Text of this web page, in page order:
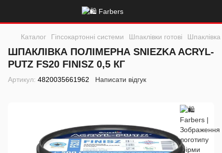
Каталог Гіпсокартонні системи Шпаклівки готові
ШПАКЛІВКА ПОЛІМЕРНА SNIEZKA ACRYL-
PUTZ FS20 FINISZ 0,5 КГ
Артикул: 4820035661962 Написати відгук